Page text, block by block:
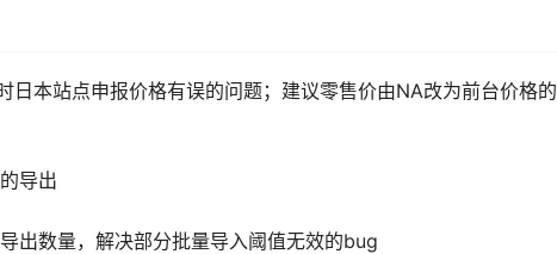
日本站点申报价格有误的问题；建议零售价由NA改为前台价格的
导出
出数量，解决部分批量导入阈值无效的bug